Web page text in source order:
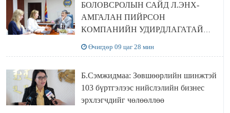
БОЛОВСРОЛЫН САЙД Л.ЭНХ-
АМГАЛАН ПИЙРСОН
КОМПАНИЙН УДИРДЛАГАТАЙ
Өчигдөр 09 цаг 28 мин
Б.Сэмжидмаа: Зөвшөөрлийн шинжтэй
103 бүртгэлээс нийслэлийн бизнес
эрхлэгчдийг чөлөөллөө